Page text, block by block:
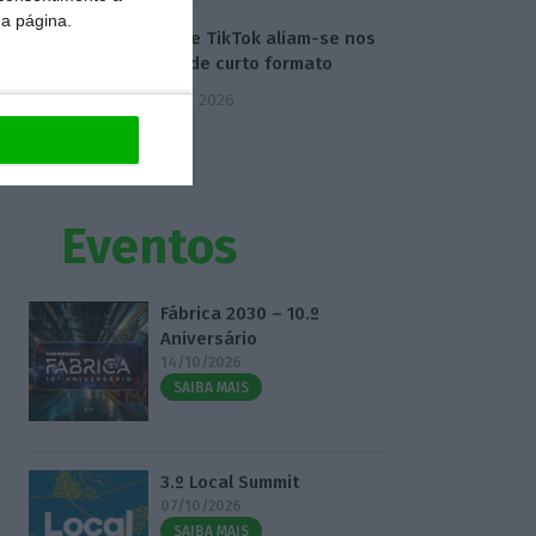
página.
Disney e TikTok aliam-se nos
vídeos de curto formato
5 Agosto 2026
Eventos
Fábrica 2030 – 10.º
Aniversário
14/10/2026
SAIBA MAIS
3.º Local Summit
07/10/2026
SAIBA MAIS